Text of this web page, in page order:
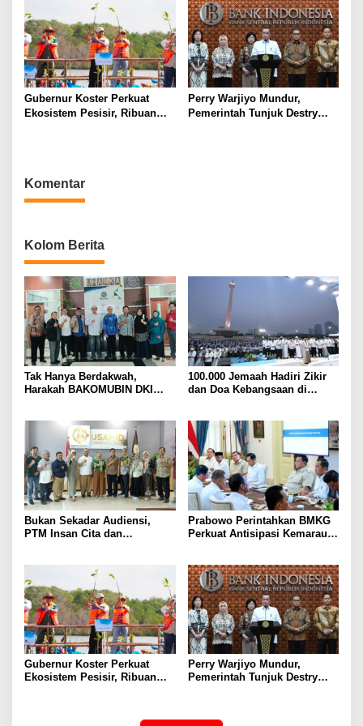
Tenis Meja
Gubernur Koster Perkuat
Ekosistem Pesisir, Ribuan
Perry Warjiyo Mundur,
Pemerintah Tunjuk Destry
Komentar
Kolom Berita
Tak Hanya Berdakwah,
Harakah BAKOMUBIN DKI
Bersama LKLH FH UHAMKA
100.000 Jemaah Hadiri Zikir
dan Doa Kebangsaan di
Bukan Sekadar Audiensi,
PTM Insan Cita dan
Prabowo Perintahkan BMKG
Perkuat Antisipasi Kemarau
Gubernur Koster Perkuat
Ekosistem Pesisir, Ribuan
Perry Warjiyo Mundur,
Pemerintah Tunjuk Destry